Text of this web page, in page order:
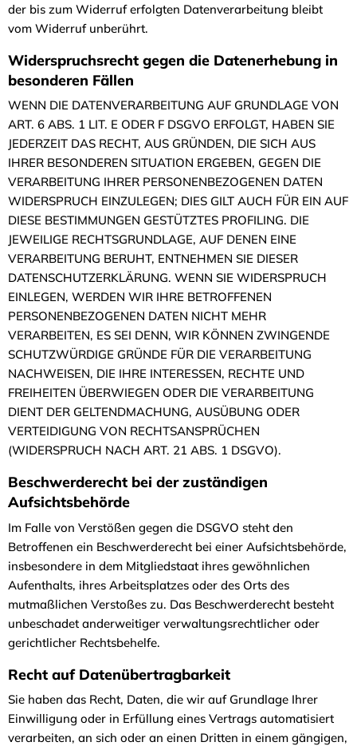
der bis zum Widerruf erfolgten Datenverarbeitung bleibt
vom Widerruf unberührt.
Widerspruchsrecht gegen die Datenerhebung in
besonderen Fällen
WENN DIE DATENVERARBEITUNG AUF GRUNDLAGE VON
ART. 6 ABS. 1 LIT. E ODER F DSGVO ERFOLGT, HABEN SIE
JEDERZEIT DAS RECHT, AUS GRÜNDEN, DIE SICH AUS
IHRER BESONDEREN SITUATION ERGEBEN, GEGEN DIE
VERARBEITUNG IHRER PERSONENBEZOGENEN DATEN
WIDERSPRUCH EINZULEGEN; DIES GILT AUCH FÜR EIN AUF
DIESE BESTIMMUNGEN GESTÜTZTES PROFILING. DIE
JEWEILIGE RECHTSGRUNDLAGE, AUF DENEN EINE
VERARBEITUNG BERUHT, ENTNEHMEN SIE DIESER
DATENSCHUTZERKLÄRUNG. WENN SIE WIDERSPRUCH
EINLEGEN, WERDEN WIR IHRE BETROFFENEN
PERSONENBEZOGENEN DATEN NICHT MEHR
VERARBEITEN, ES SEI DENN, WIR KÖNNEN ZWINGENDE
SCHUTZWÜRDIGE GRÜNDE FÜR DIE VERARBEITUNG
NACHWEISEN, DIE IHRE INTERESSEN, RECHTE UND
FREIHEITEN ÜBERWIEGEN ODER DIE VERARBEITUNG
DIENT DER GELTENDMACHUNG, AUSÜBUNG ODER
VERTEIDIGUNG VON RECHTSANSPRÜCHEN
(WIDERSPRUCH NACH ART. 21 ABS. 1 DSGVO).
Beschwerderecht bei der zuständigen
Aufsichtsbehörde
Im Falle von Verstößen gegen die DSGVO steht den
Betroffenen ein Beschwerderecht bei einer Aufsichtsbehörde,
insbesondere in dem Mitgliedstaat ihres gewöhnlichen
Aufenthalts, ihres Arbeitsplatzes oder des Orts des
mutmaßlichen Verstoßes zu. Das Beschwerderecht besteht
unbeschadet anderweitiger verwaltungsrechtlicher oder
gerichtlicher Rechtsbehelfe.
Recht auf Datenübertragbarkeit
Sie haben das Recht, Daten, die wir auf Grundlage Ihrer
Einwilligung oder in Erfüllung eines Vertrags automatisiert
verarbeiten, an sich oder an einen Dritten in einem gängigen,